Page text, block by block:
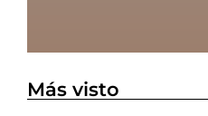
Más visto